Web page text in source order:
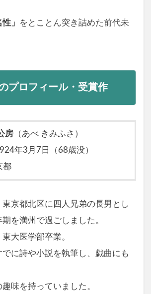
性」 をとことん突き詰めた前代未
プロフィール・受賞作
房 （あべ きみふさ）
年3月7日（68歳没）
都
京都北区に四人兄弟の長男とし
を満州で過ごしました。
大医学部卒業。
に詩や小説を執筆し、戯曲にも
味を持っていました。